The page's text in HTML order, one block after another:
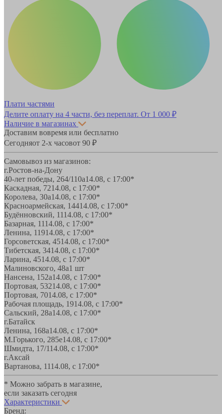
Плати частями
Делите оплату на 4 части, без переплат. От 1 000 ₽
Наличие в магазинах
Доставим вовремя или бесплатно
Сегодняот 2-х часовот 90 ₽
Самовывоз из магазинов:
г.Ростов-на-Дону
40-лет победы, 264/110а14.08, с 17:00*
Каскадная, 7214.08, с 17:00*
Королева, 30а14.08, с 17:00*
Красноармейская, 14414.08, с 17:00*
Будённовский, 1114.08, с 17:00*
Базарная, 1114.08, с 17:00*
Ленина, 11914.08, с 17:00*
Горсоветская, 4514.08, с 17:00*
Тибетская, 3414.08, с 17:00*
Ларина, 4514.08, с 17:00*
Малиновского, 48а1 шт
Нансена, 152а14.08, с 17:00*
Портовая, 53214.08, с 17:00*
Портовая, 7014.08, с 17:00*
Рабочая площадь, 1914.08, с 17:00*
Сальский, 28a14.08, с 17:00*
г.Батайск
Ленина, 168а14.08, с 17:00*
М.Горького, 285е14.08, с 17:00*
Шмидта, 17/114.08, с 17:00*
г.Аксай
Вартанова, 1114.08, с 17:00*
* Можно забрать в магазине,
если заказать сегодня
Характеристики
Бренд: